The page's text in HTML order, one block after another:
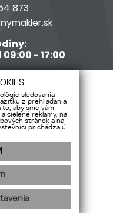
873
- 17:00
s.r.o.
sledovania
z prehliadania
aby sme vám
cielené reklamy, na
stránok a na
prichádzajú.